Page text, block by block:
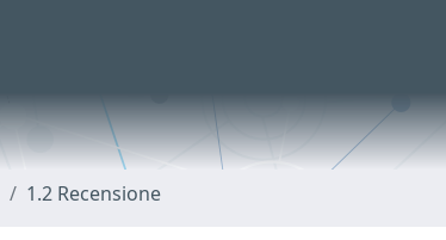
1.2 Recensione